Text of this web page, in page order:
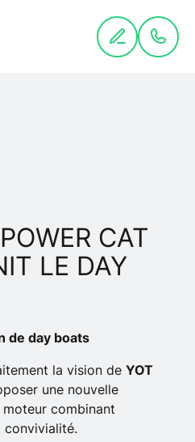
CAT
LE DAY
de day boats
la vision de YOT
une nouvelle
combinant